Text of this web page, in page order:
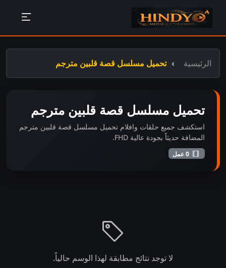
الرئيسية تحميل مسلسل قصة قلبين مترجم
تحميل مسلسل قصة قلبين مترجم
استكشف جميع حلقات وافلام تحميل مسلسل قصة قلبين مترجم
المضافة حديثاً بجودة عالية FHD.
لا توجد نتائج مطابقة لهذا الوسم حالياً.